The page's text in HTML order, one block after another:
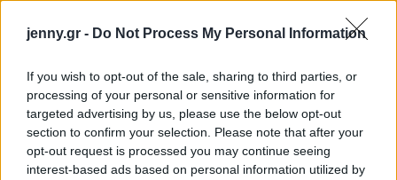
jenny.gr - Do Not Process My Personal Information
If you wish to opt-out of the sale, sharing to third parties, or
processing of your personal or sensitive information for
targeted advertising by us, please use the below opt-out
section to confirm your selection. Please note that after your
opt-out request is processed you may continue seeing
interest-based ads based on personal information utilized by
συνήθως κολλημένα στη μαμά τους
Τα 6 σημεία του σπιτιού που δεν χρειάζεται να
καθαρίζεις κάθε εβδομάδα